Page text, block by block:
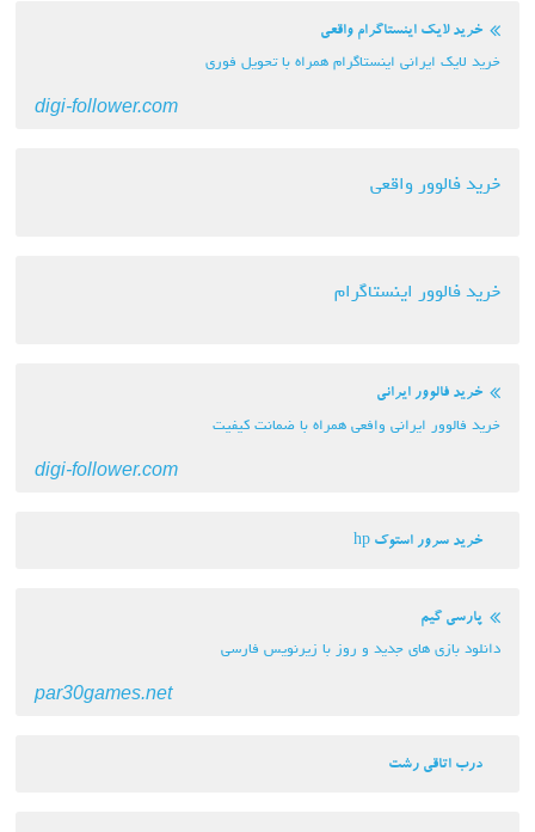
خرید لایک اینستاگرام واقعی
خرید لایک ایرانی اینستاگرام همراه با تحویل فوری
digi-follower.com
خرید فالوور واقعی
خرید فالوور اینستاگرام
خرید فالوور ایرانی
خرید فالوور ایرانی وافعی همراه با ضمانت کیفیت
digi-follower.com
خرید سرور استوک hp
پارسی گیم
دانلود بازی های جدید و روز با زیرنویس فارسی
par30games.net
درب اتاقی رشت